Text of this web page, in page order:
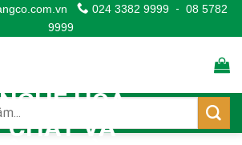
024 3382 9999 - 08 5782
9999